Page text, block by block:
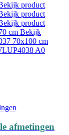
product
product
product
cm Bekijk
70x100 cm
A0
afmetingen